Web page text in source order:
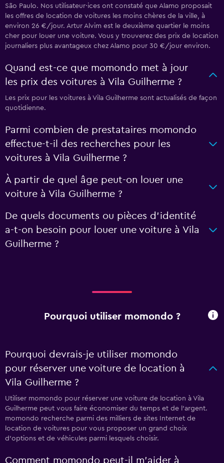
São Paulo. Nos utilisateur·ices ont constaté que Alamo proposait
les offres de location de voitures les moins chères de la ville, à
environ 26 €/jour. Artur Alvim est le deuxième quartier le moins
cher pour louer une voiture. Vous y trouverez des prix de location
journaliers plus avantageux chez Alamo pour 30 €/jour environ.
Quand est-ce que momondo met à jour
les prix des voitures à Vila Guilherme ?
Les prix pour les voitures à Vila Guilherme sont actualisés de façon
quotidienne.
Parmi combien de prestataires momondo
effectue-t-il des recherches pour les
voitures à Vila Guilherme ?
À partir de quel âge peut-on louer une
voiture à Vila Guilherme ?
De quels documents ou pièces d'identité
a-t-on besoin pour louer une voiture à Vila
Guilherme ?
Pourquoi utiliser momondo ?
Pourquoi devrais-je utiliser momondo
pour réserver une voiture de location à
Vila Guilherme ?
Utiliser momondo pour réserver une voiture de location à Vila
Guilherme peut vous faire économiser du temps et de l'argent.
momondo recherche parmi des milliers de sites Internet de
location de voitures pour vous proposer un grand choix
d'options et de véhicules parmi lesquels choisir.
Comment momondo peut-il m’aider à